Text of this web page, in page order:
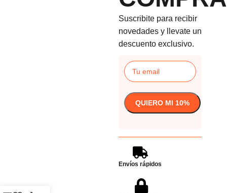
Suscribite para recibir
novedades y llevate un
descuento exclusivo.
Envíos rápidos